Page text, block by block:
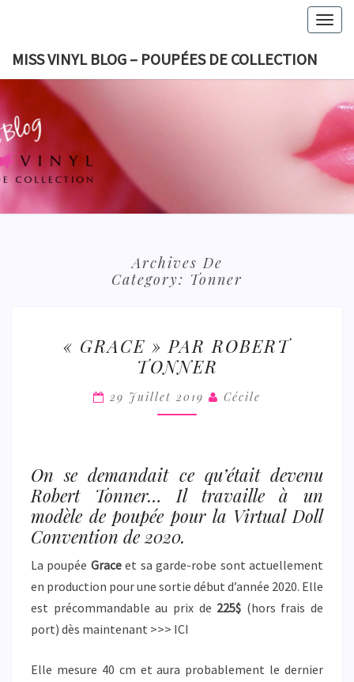
content
MISS VINYL BLOG – POUPÉES DE COLLECTION
MISS
BLOG
Archives De
Category: Tonner
PAR
ROBERT
TONNER
« GRACE » PAR ROBERT
TONNER
29 Juillet 2019 Cécile
On se demandait ce qu’était devenu
Robert Tonner… Il travaille à un
modèle de poupée pour la Virtual Doll
Convention de 2020.
La poupée Graceet sa garde-robe sont actuellement
en production pour une sortie début d’année 2020. Elle
est précommandable au prix de 225$ (hors frais de
port) dès maintenant >>> ICI
Elle mesure 40 cm et aura probablement le dernier